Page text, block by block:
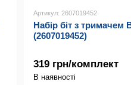
Артикул: 2607019452
Набір біт з тримачем
(2607019452)
319 грн/комплект
В наявності